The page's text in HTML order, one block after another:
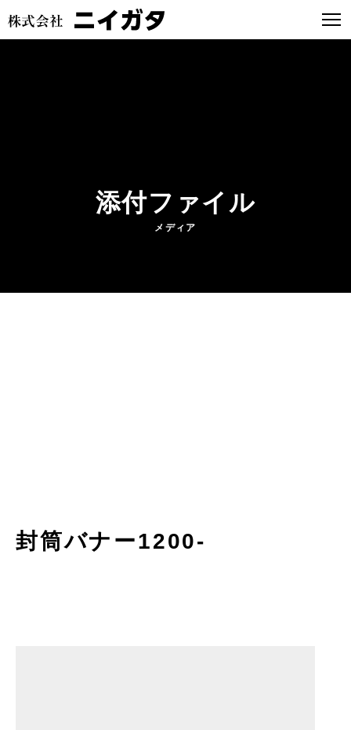
添付ファイル
メディア
封筒バナー1200-